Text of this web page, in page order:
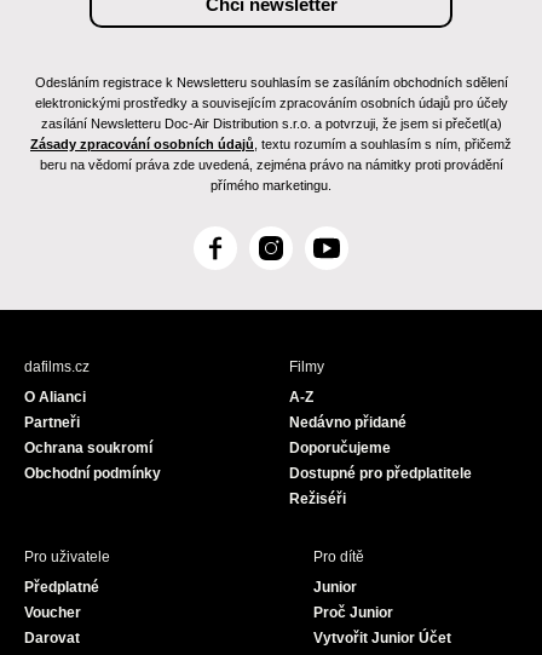
Odesláním registrace k Newsletteru souhlasím se zasíláním obchodních sdělení
elektronickými prostředky a souvisejícím zpracováním osobních údajů pro účely
zasílání Newsletteru Doc-Air Distribution s.r.o. a potvrzuji, že jsem si přečetl(a)
Zásady zpracování osobních údajů , textu rozumím a souhlasím s ním, přičemž
beru na vědomí práva zde uvedená, zejména právo na námitky proti provádění
přímého marketingu.
F
c
I
s
Y
u
dafilms.cz
O Alianci
Partneři
Ochrana soukromí
Obchodní podmínky
Filmy
A-Z
Nedávno přidané
Doporučujeme
Dostupné pro předplatitele
Režiséři
Pro uživatele
Předplatné
Voucher
Darovat
Pro dítě
Junior
Proč Junior
Vytvořit Junior Účet